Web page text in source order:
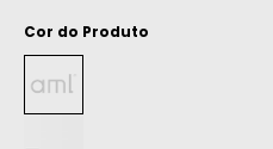
Cor do Produto